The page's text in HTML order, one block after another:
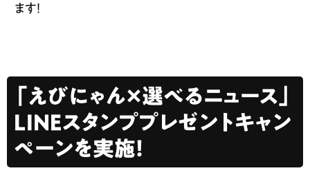
ます！
「えびにゃん×選べるニュース」
LINEスタンププレゼントキャン
ペーンを実施！